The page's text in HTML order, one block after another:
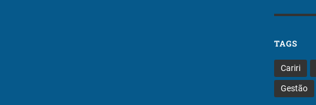
TAGS
Cariri
Gestão